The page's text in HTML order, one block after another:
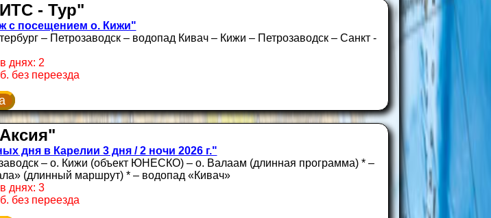
- Тур"
с посещением о. Кижи"
– Петрозаводск – водопад Кивач – Кижи – Петрозаводск – Санкт -
днях: 2
без переезда
дня в Карелии 3 дня / 2 ночи 2026 г."
– о. Кижи (объект ЮНЕСКО) – о. Валаам (длинная программа) * –
(длинный маршрут) * – водопад «Кивач»
днях: 3
без переезда